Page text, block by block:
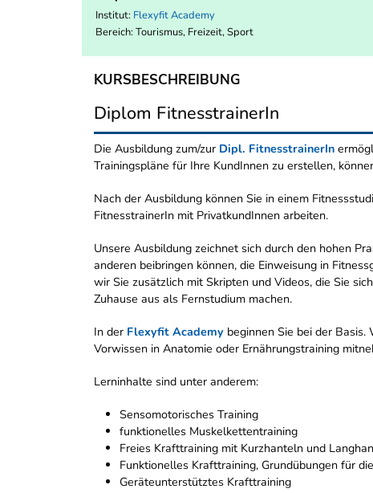
Institut: Flexyfit Academy
Bereich: Tourismus, Freizeit, Sport
KURSBESCHREIBUNG
Diplom FitnesstrainerIn
Die Ausbildung zum/zur Dipl. FitnesstrainerIn
Trainingspläne für Ihre KundInnen zu erstellen,
Nach der Ausbildung können Sie in einem
FitnesstrainerIn mit PrivatkundInnen arbeiten.
Unsere Ausbildung zeichnet sich durch den hohen
anderen beibringen können, die Einweisung in
wir Sie zusätzlich mit Skripten und Videos, die Sie
Zuhause aus als Fernstudium machen.
In der Flexyfit Academy beginnen Sie bei der
Vorwissen in Anatomie oder Ernährungstraining
Lerninhalte sind unter anderem:
Sensomotorisches Training
funktionelles Muskelkettentraining
Freies Krafttraining mit Kurzhanteln und
Funktionelles Krafttraining, Grundübungen für
Geräteunterstütztes Krafttraining